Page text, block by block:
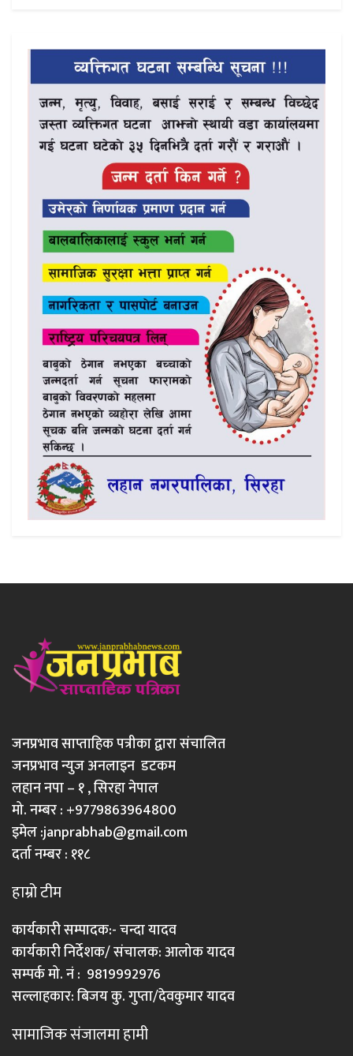
जनप्रभाव साप्ताहिक पत्रीका द्वारा संचालित
जनप्रभाव न्युज अनलाइन डटकम
लहान नपा – १ , सिरहा नेपाल
मो. नम्बर : +9779863964800
इमेल :janprabhab@gmail.com
दर्ता नम्बर : ११८
हाम्रो टीम
कार्यकारी सम्पादक:- चन्दा यादव
कार्यकारी निर्देशक/ संचालक: आलोक यादव
सम्पर्क मो. नं : 9819992976
सल्लाहकार: बिजय कु. गुप्ता/देवकुमार यादव
सामाजिक संजालमा हामी